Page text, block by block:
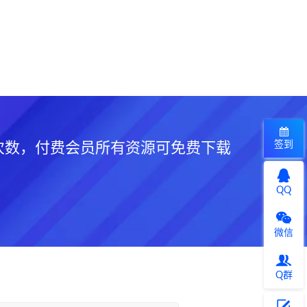
，付费会员所有资源可免费下载 签到
QQ
微信
Q群